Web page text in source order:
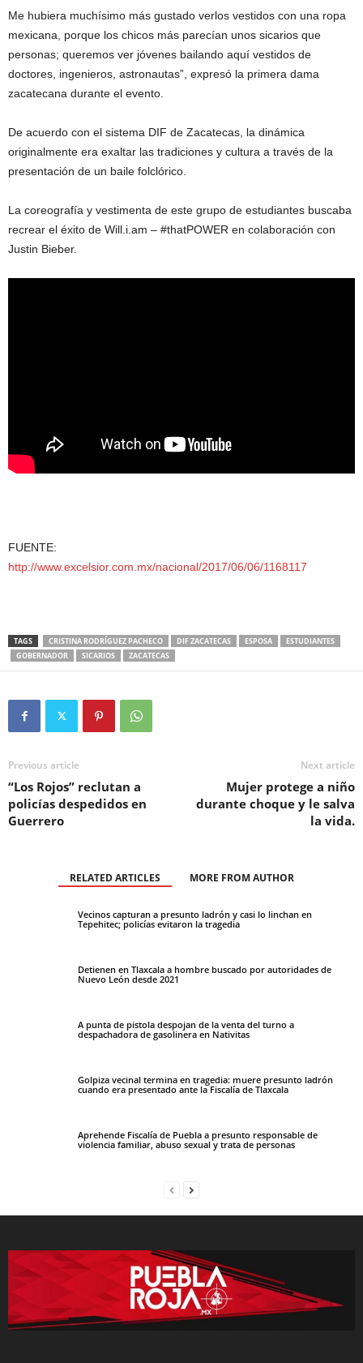
Me hubiera muchísimo más gustado verlos vestidos con una ropa
mexicana, porque los chicos más parecían unos sicarios que
personas; queremos ver jóvenes bailando aquí vestidos de
doctores, ingenieros, astronautas”, expresó la primera dama
zacatecana durante el evento.
De acuerdo con el sistema DIF de Zacatecas, la dinámica
originalmente era exaltar las tradiciones y cultura a través de la
presentación de un baile folclórico.
La coreografía y vestimenta de este grupo de estudiantes buscaba
recrear el éxito de Will.i.am – #thatPOWER en colaboración con
Justin Bieber.
FUENTE:
http://www.excelsior.com.mx/nacional/2017/06/06/1168117
TAGS CRISTINA RODRÍGUEZ PACHECO DIF ZACATECAS ESPOSA
ESTUDIANTES
GOBERNADOR
SICARIOS ZACATECAS
Previous article
“Los Rojos” reclutan a
policías despedidos en
Guerrero
Next article
Mujer protege a niño
durante choque y le salva
la vida.
RELATED ARTICLES MORE FROM AUTHOR
Vecinos capturan a presunto ladrón y casi lo linchan en
Tepehitec; policías evitaron la tragedia
Detienen en Tlaxcala a hombre buscado por autoridades de
Nuevo León desde 2021
A punta de pistola despojan de la venta del turno a
despachadora de gasolinera en Nativitas
Golpiza vecinal termina en tragedia: muere presunto ladrón
cuando era presentado ante la Fiscalía de Tlaxcala
Aprehende Fiscalía de Puebla a presunto responsable de
violencia familiar, abuso sexual y trata de personas